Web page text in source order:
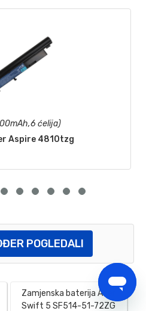
ćelija)
Aspire 4810tzg
POGLEDALI
Zamjenska baterija Acer
Swift 5 SF514-51-72ZG